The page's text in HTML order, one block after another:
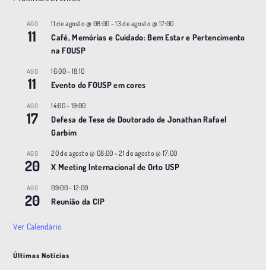
AGO
11
11 de agosto @ 08:00 -13 de agosto @ 17:00
Café, Memórias e Cuidado: Bem Estar e Pertencimento
na FOUSP
AGO
11
16:00- 18:10
Evento do FOUSP em cores
AGO
17
14:00- 19:00
Defesa de Tese de Doutorado de Jonathan Rafael
Garbim
AGO
20
20 de agosto @ 08:00 -21 de agosto @ 17:00
X Meeting |nternacional de Orto USP
AGO
20
09:00- 12:00
Reunião da CIP
Ver Calendário
Últimas Notícias